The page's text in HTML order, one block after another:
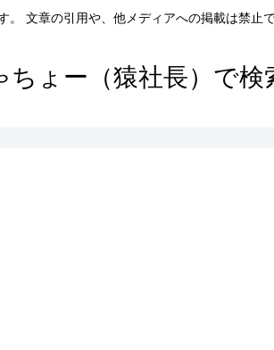
文章の引用や、他メディアへの掲載は禁止
ちょー（猿社長）で